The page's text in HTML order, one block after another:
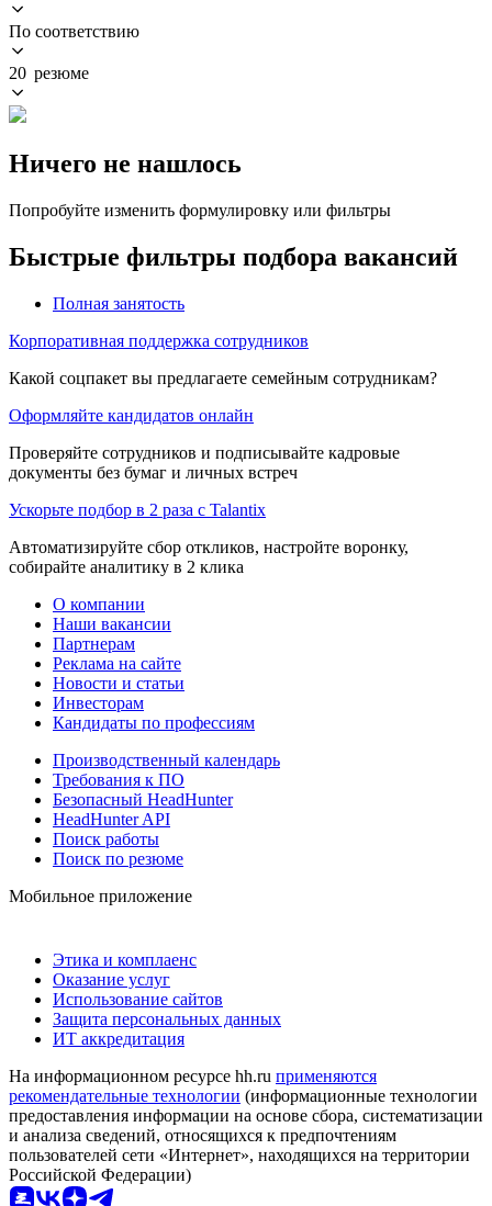
По соответствию
20 резюме
Ничего не нашлось
Попробуйте изменить формулировку или фильтры
Быстрые фильтры подбора вакансий
Полная занятость
Корпоративная поддержка сотрудников
Какой соцпакет вы предлагаете семейным сотрудникам?
Оформляйте кандидатов онлайн
Проверяйте сотрудников и подписывайте кадровые
документы без бумаг и личных встреч
Ускорьте подбор в 2 раза с Talantix
Автоматизируйте сбор откликов, настройте воронку,
собирайте аналитику в 2 клика
О компании
Наши вакансии
Партнерам
Реклама на сайте
Новости и статьи
Инвесторам
Кандидаты по профессиям
Производственный календарь
Требования к ПО
Безопасный HeadHunter
HeadHunter API
Поиск работы
Поиск по резюме
Мобильное приложение
Этика и комплаенс
Оказание услуг
Использование сайтов
Защита персональных данных
ИТ аккредитация
На информационном ресурсе hh.ru применяются
рекомендательные технологии (информационные технологии
предоставления информации на основе сбора, систематизации
и анализа сведений, относящихся к предпочтениям
пользователей сети «Интернет», находящихся на территории
Российской Федерации)